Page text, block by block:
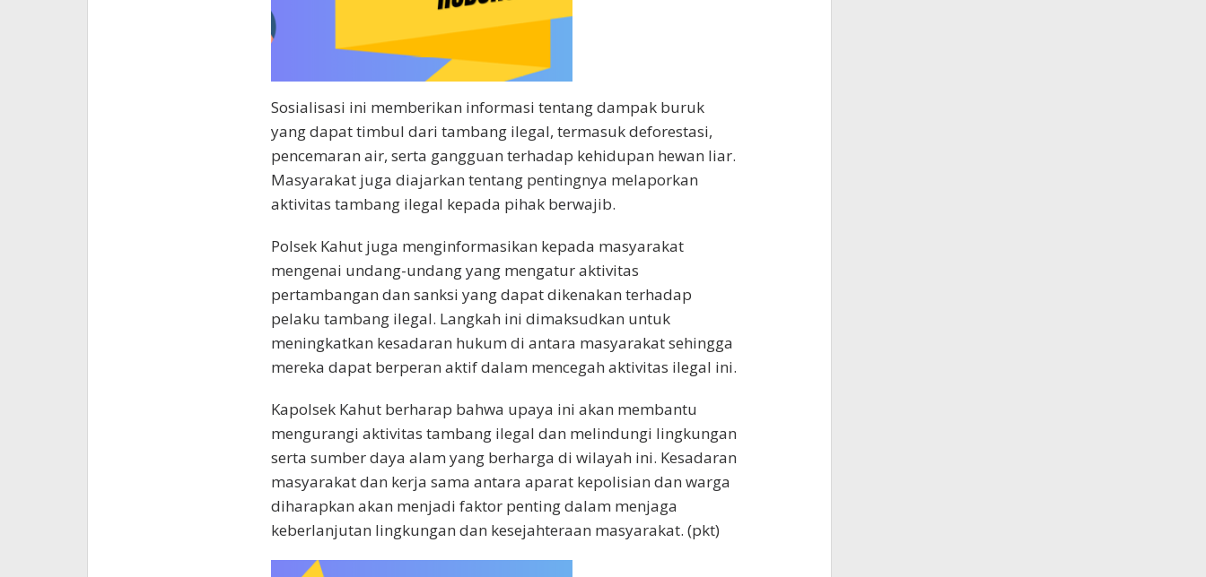
Sosialisasi ini memberikan informasi tentang dampak buruk
yang dapat timbul dari tambang ilegal, termasuk deforestasi,
pencemaran air, serta gangguan terhadap kehidupan hewan liar.
Masyarakat juga diajarkan tentang pentingnya melaporkan
aktivitas tambang ilegal kepada pihak berwajib.
Polsek Kahut juga menginformasikan kepada masyarakat
mengenai undang-undang yang mengatur aktivitas
pertambangan dan sanksi yang dapat dikenakan terhadap
pelaku tambang ilegal. Langkah ini dimaksudkan untuk
meningkatkan kesadaran hukum di antara masyarakat sehingga
mereka dapat berperan aktif dalam mencegah aktivitas ilegal ini.
Kapolsek Kahut berharap bahwa upaya ini akan membantu
mengurangi aktivitas tambang ilegal dan melindungi lingkungan
serta sumber daya alam yang berharga di wilayah ini. Kesadaran
masyarakat dan kerja sama antara aparat kepolisian dan warga
diharapkan akan menjadi faktor penting dalam menjaga
keberlanjutan lingkungan dan kesejahteraan masyarakat. (pkt)